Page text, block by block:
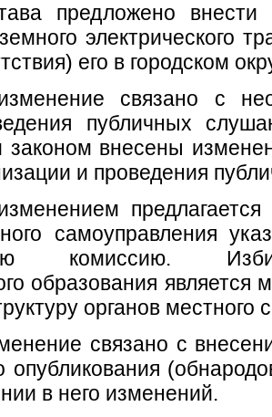
предложено внести
электрического
его в городском
связано с
публичных
внесены
и проведения
предлагается
самоуправления
комиссию.
образования является
органов местного
связано с
опубликования
в него изменений.